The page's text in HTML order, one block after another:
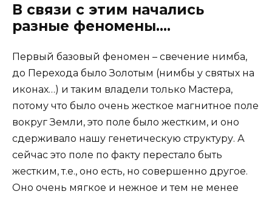
В связи с этим начались
разные феномены….
Первый базовый феномен – свечение нимба,
до Перехода было Золотым (нимбы у святых на
иконах…) и таким владели только Мастера,
потому что было очень жесткое магнитное поле
вокруг Земли, это поле было жестким, и оно
сдерживало нашу генетическую структуру. А
сейчас это поле по факту перестало быть
жестким, т.е., оно есть, но совершенно другое.
Оно очень мягкое и нежное и тем не менее